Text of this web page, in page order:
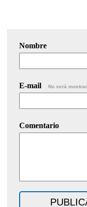
Nombre
E-mail No será
Comentario